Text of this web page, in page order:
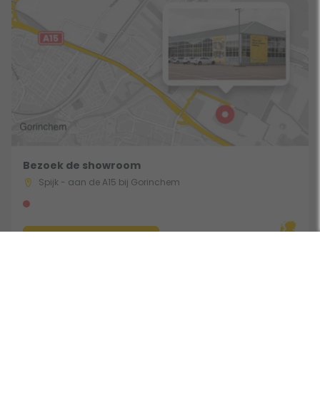
Bezoek de showroom
Spijk - aan de A15 bij Gorinchem